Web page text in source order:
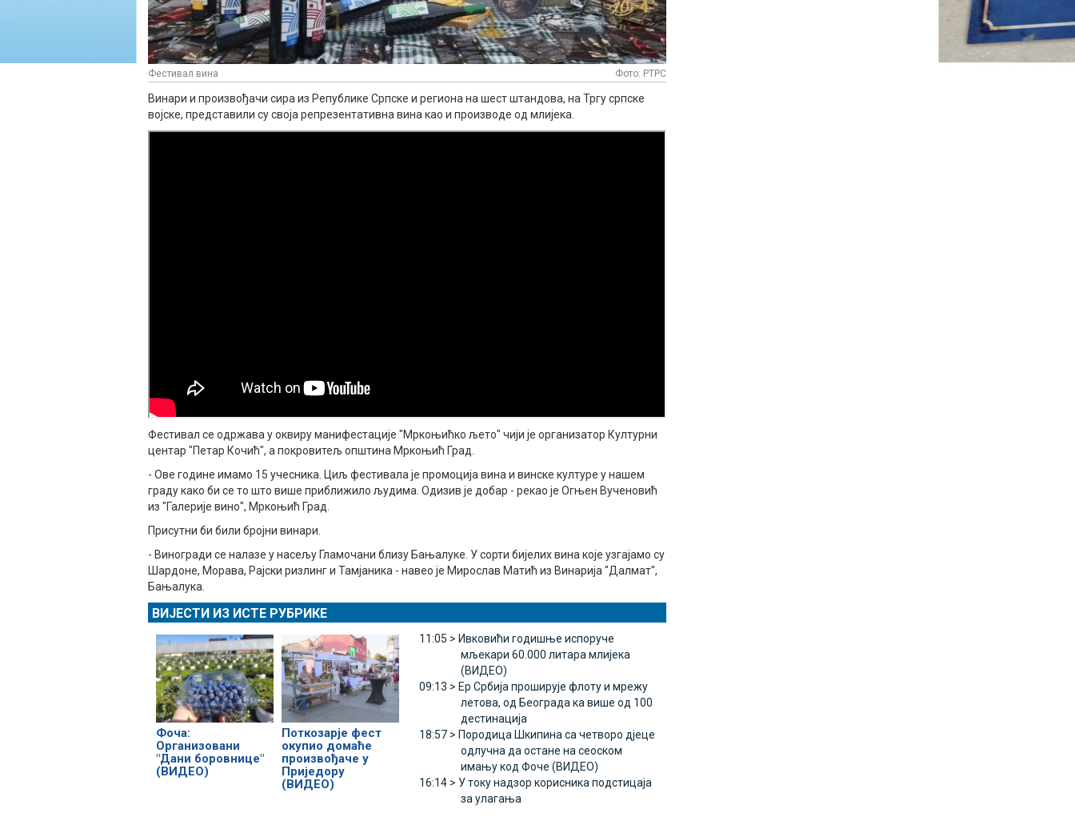
Фестивал вина Фото: РТРС
Винари и произвођачи сира из Републике Српске и региона на шест штандова, на Тргу српске
војске, представили су своја репрезентативна вина као и производе од млијека.
Фестивал се одржава у оквиру манифестације "Мркоњићко љето" чији је организатор Културни
центар "Петар Кочић", а покровитељ општина Мркоњић Град.
- Ове године имамо 15 учесника. Циљ фестивала је промоција вина и винске културе у нашем
граду како би се то што више приближило људима. Одизив је добар - рекао је Огњен Вученовић
из "Галерије вино", Мркоњић Град.
Присутни би били бројни винари.
- Виногради се налазе у насељу Гламочани близу Бањалуке. У сорти бијелих вина које узгајамо су
Шардоне, Морава, Рајски ризлинг и Тамјаника - навео је Мирослав Матић из Винарија "Далмат",
Бањалука.
ВИЈЕСТИ ИЗ ИСТЕ РУБРИКЕ
Фоча:
Организовани
"Дани боровнице"
(ВИДЕО)
Поткозарје фест
окупио домаће
произвођаче у
Приједору
(ВИДЕО)
11:05 > Ивковићи годишње испоруче
мљекари 60.000 литара млијека
(ВИДЕО)
09:13 > Ер Србија проширује флоту и мрежу
летова, од Београда ка више од 100
дестинација
18:57 > Породица Шкипина са четворо дјеце
одлучна да остане на сеоском
имању код Фоче (ВИДЕО)
16:14 > У току надзор корисника подстицаја
за улагања